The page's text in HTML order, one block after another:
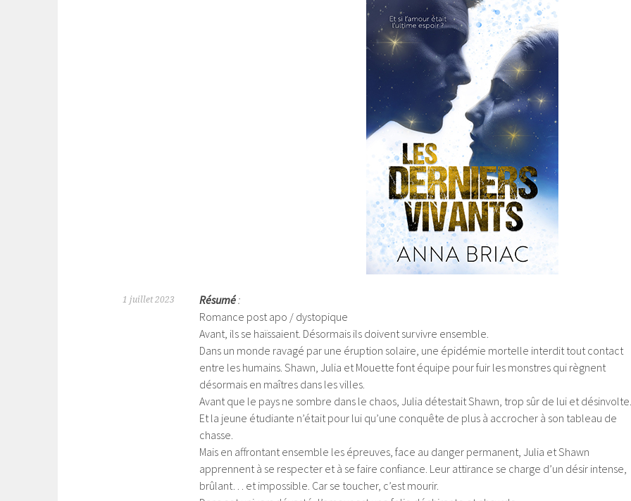
1 juillet 2023 Résumé:
Romance post apo / dystopique
Avant, ils se haïssaient. Désormais ils doivent survivre ensemble.
Dans un monde ravagé par une éruption solaire, une épidémie mortelle interdit tout contact
entre les humains. Shawn, Julia et Mouette font équipe pour fuir les monstres qui règnent
désormais en maîtres dans les villes.
Avant que le pays ne sombre dans le chaos, Julia détestait Shawn, trop sûr de lui et désinvolte.
Et la jeune étudiante n’était pour lui qu’une conquête de plus à accrocher à son tableau de
chasse.
Mais en affrontant ensemble les épreuves, face au danger permanent, Julia et Shawn
apprennent à se respecter et à se faire confiance. Leur attirance se charge d’un désir intense,
brûlant… et impossible. Car se toucher, c’est mourir.